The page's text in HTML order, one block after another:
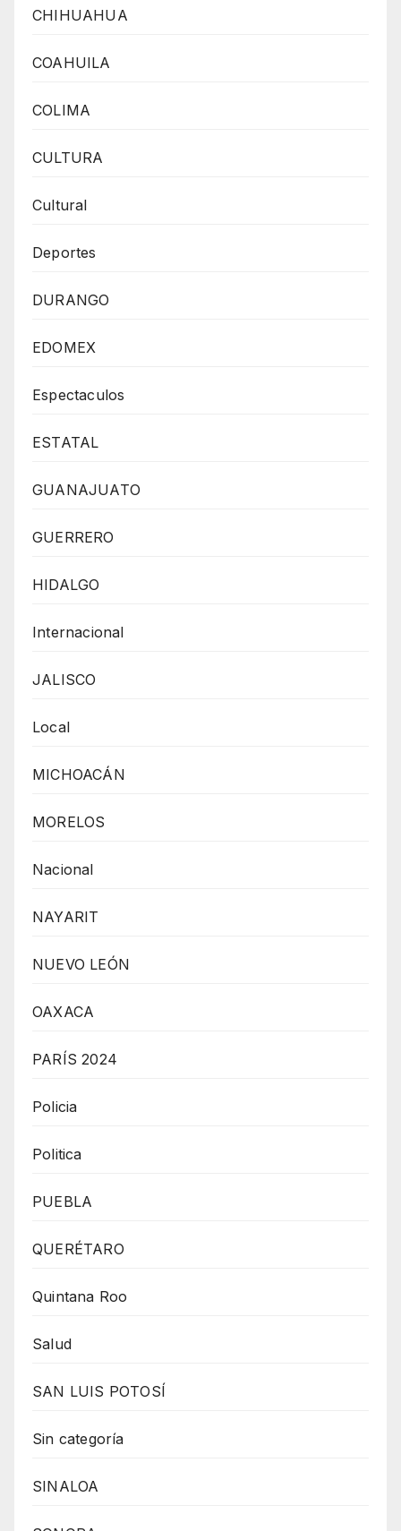
CHIHUAHUA
COAHUILA
COLIMA
CULTURA
Cultural
Deportes
DURANGO
EDOMEX
Espectaculos
ESTATAL
GUANAJUATO
GUERRERO
HIDALGO
Internacional
JALISCO
Local
MICHOACÁN
MORELOS
Nacional
NAYARIT
NUEVO LEÓN
OAXACA
PARÍS 2024
Policia
Politica
PUEBLA
QUERÉTARO
Quintana Roo
Salud
SAN LUIS POTOSÍ
Sin categoría
SINALOA